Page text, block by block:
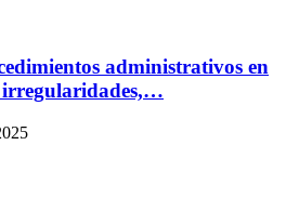
administrativos en